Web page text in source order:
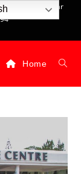
Box 25074, Dar
Home